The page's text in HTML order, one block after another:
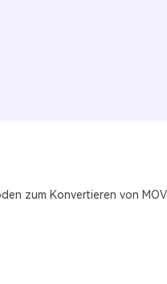
zum Konvertieren von